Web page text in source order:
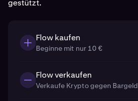
gestützt.
Flow kaufen
Beginne mit nur 10 €
Flow verkaufen
Verkaufe Krypto gegen Bargeld